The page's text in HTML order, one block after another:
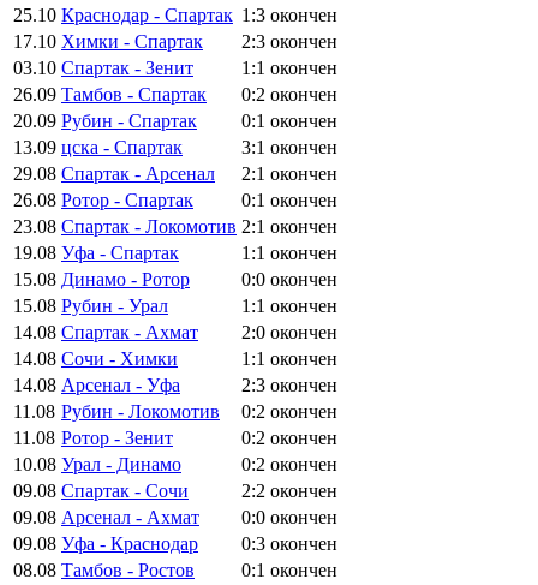
25.10 Краснодар - Спартак 1:3 окончен
17.10 Химки - Спартак 2:3 окончен
03.10 Спартак - Зенит 1:1 окончен
26.09 Тамбов - Спартак 0:2 окончен
20.09 Рубин - Спартак 0:1 окончен
13.09 цска - Спартак 3:1 окончен
29.08 Спартак - Арсенал 2:1 окончен
26.08 Ротор - Спартак 0:1 окончен
23.08 Спартак - Локомотив 2:1 окончен
19.08 Уфа - Спартак 1:1 окончен
15.08 Динамо - Ротор 0:0 окончен
15.08 Рубин - Урал 1:1 окончен
14.08 Спартак - Ахмат 2:0 окончен
14.08 Сочи - Химки 1:1 окончен
14.08 Арсенал - Уфа 2:3 окончен
11.08 Рубин - Локомотив 0:2 окончен
11.08 Ротор - Зенит 0:2 окончен
10.08 Урал - Динамо 0:2 окончен
09.08 Спартак - Сочи 2:2 окончен
09.08 Арсенал - Ахмат 0:0 окончен
09.08 Уфа - Краснодар 0:3 окончен
08.08 Тамбов - Ростов 0:1 окончен